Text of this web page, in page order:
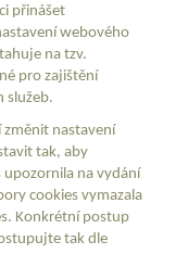
přinášet
webového
na tzv.
pro zajištění
služeb.
změnit nastavení
tak, aby
upozornila na vydání
cookies vymazala
Konkrétní postup
tak dle